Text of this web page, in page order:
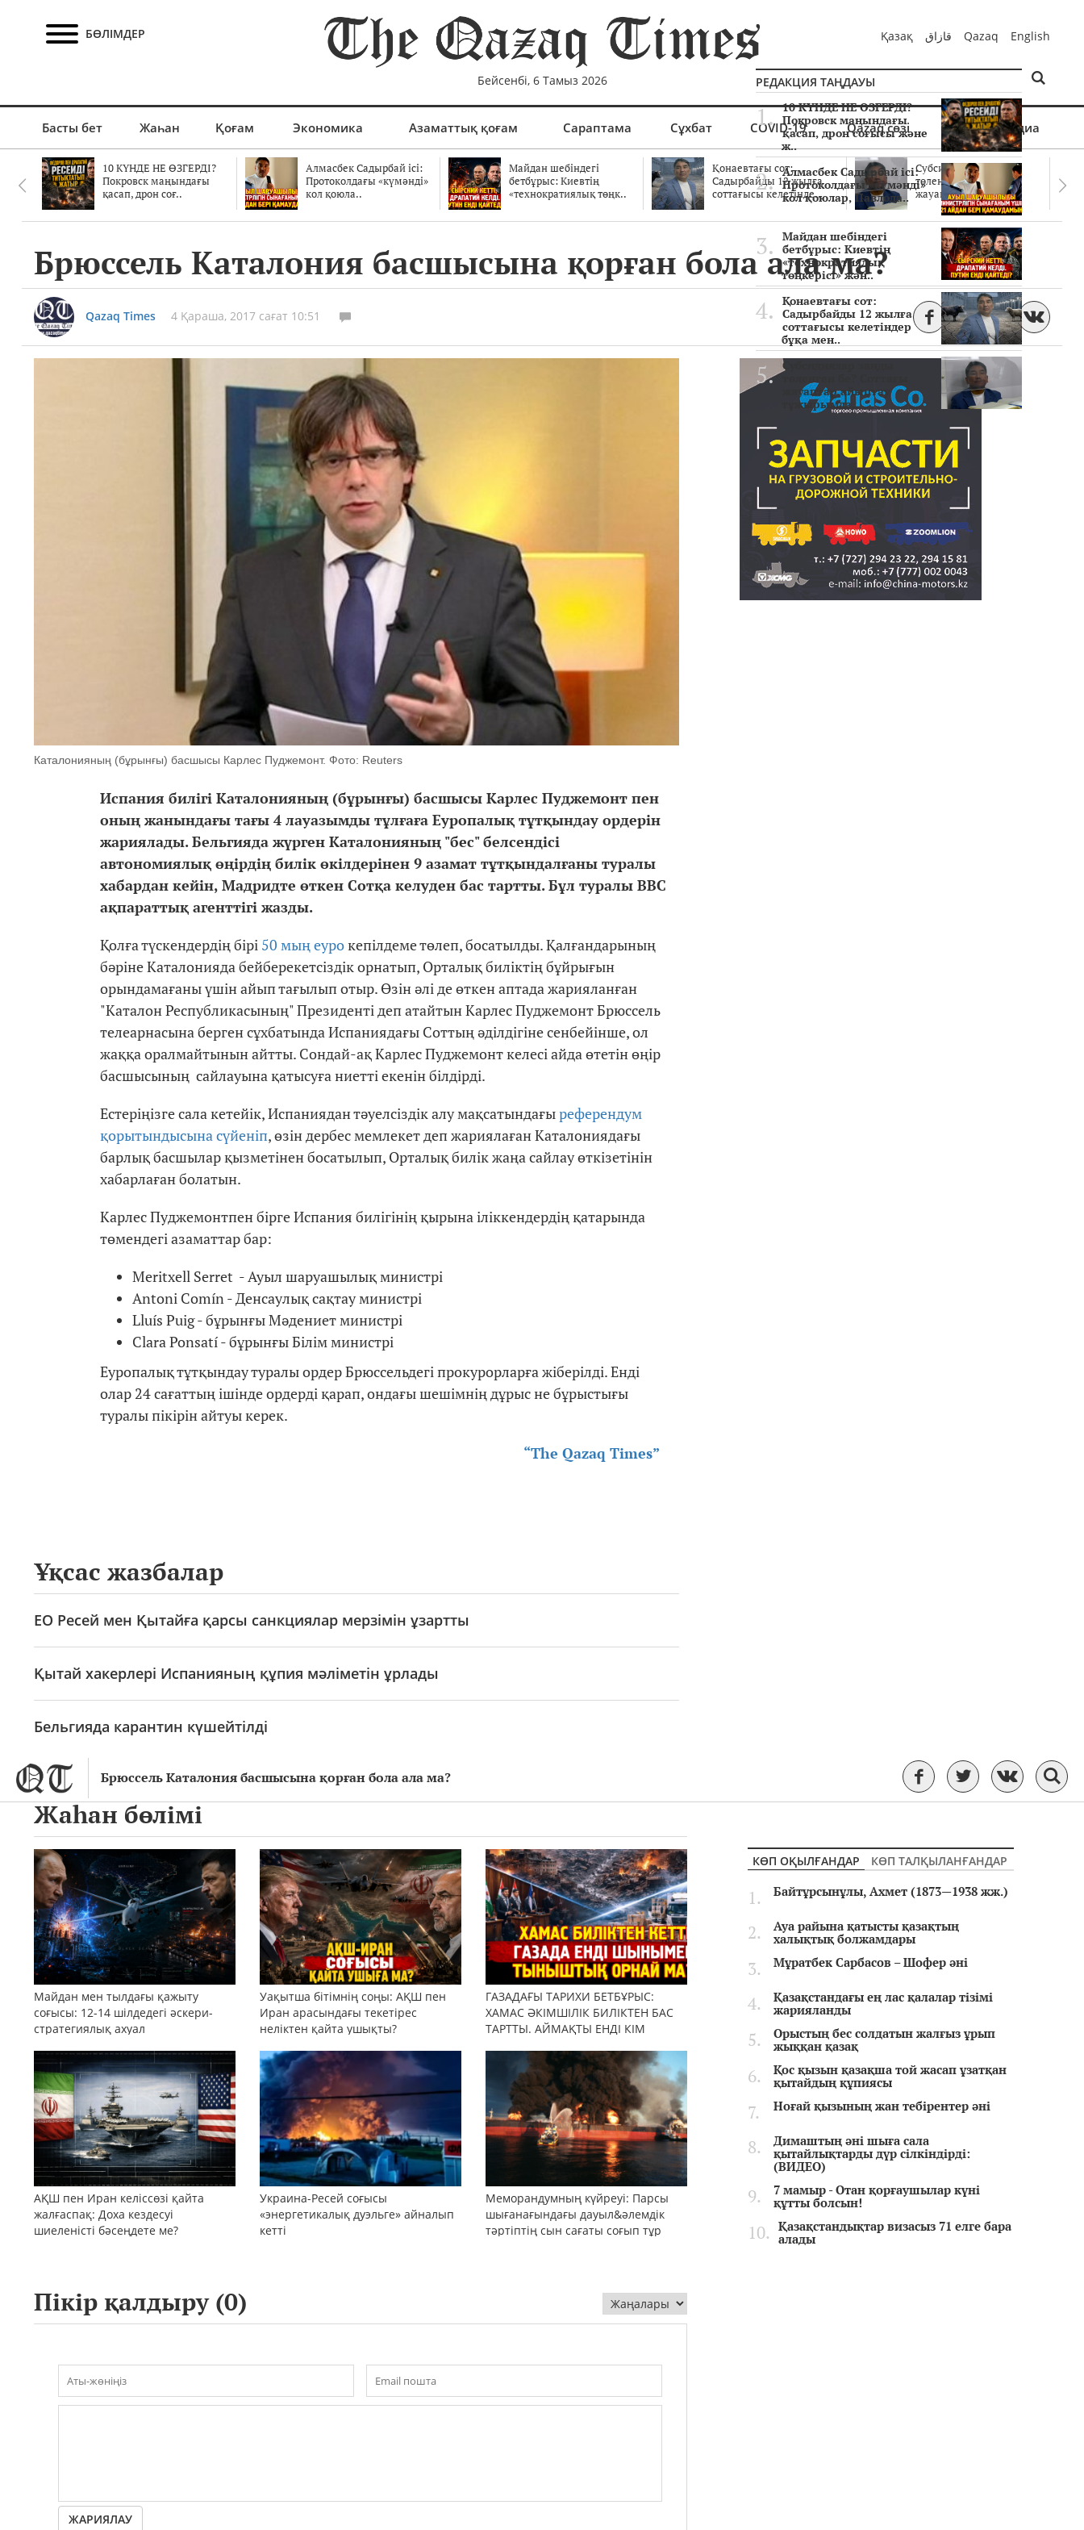
БӨЛІМДЕР
Бейсенбі, 6 Тамыз 2026
Қазақ قازاق Qazaq English
Басты бет Жаһан Қоғам Экономика Азаматтық қоғам Сараптама Сұхбат COVID-19 Qazaq сөзі Мультимедиа
10 КҮНДЕ НЕ ӨЗГЕРДІ?
Покровск маңындағы
қасап, дрон соғ..
Алмасбек Садырбай ісі:
Протоколдағы «күмәнді»
кол қоюла..
Майдан шебіндегі
бетбұрыс: Киевтің
«технократиялық төңк..
Қонаевтағы сот:
Садырбайды 12 жылға
соттағысы келетінде..
Субсидиялар заңды
төленген бе? Соттағы
жауаптар айыптау..
Брюссель Каталония басшысына қорған бола ала ма?
Брюссель Каталония басшысына қорған бола ала ма?
Qazaq Times 4 Қараша, 2017 сағат 10:51
Каталонияның (бұрынғы) басшысы Карлес Пуджемонт. Фото: Reuters
Испания билігі Каталонияның (бұрынғы) басшысы Карлес Пуджемонт пен
оның жанындағы тағы 4 лауазымды тұлғаға Еуропалық тұтқындау ордерін
жариялады. Бельгияда жүрген Каталонияның "бес" белсендісі
автономиялық өңірдің билік өкілдерінен 9 азамат тұтқындалғаны туралы
хабардан кейін, Мадридте өткен Сотқа келуден бас тартты. Бұл туралы ВВС
ақпараттық агенттігі жазды.
Қолға түскендердің бірі 50 мың еурокепілдеме төлеп, босатылды. Қалғандарының
бәріне Каталонияда бейберекетсіздік орнатып, Орталық биліктің бұйрығын
орындамағаны үшін айып тағылып отыр. Өзін әлі де өткен аптада жарияланған
"Каталон Республикасының" Президенті деп атайтын Карлес Пуджемонт Брюссель
телеарнасына берген сұхбатында Испаниядағы Соттың әділдігіне сенбейінше, ол
жаққа оралмайтынын айтты. Сондай-ақ Карлес Пуджемонт келесі айда өтетін өңір
басшысының сайлауына қатысуға ниетті екенін білдірді.
Естеріңізге сала кетейік, Испаниядан тәуелсіздік алу мақсатындағыреферендум
қорытындысына сүйеніп, өзін дербес мемлекет деп жариялаған Каталониядағы
барлық басшылар қызметінен босатылып, Орталық билік жаңа сайлау өткізетінін
хабарлаған болатын.
Карлес Пуджемонтпен бірге Испания билігінің қырына іліккендердің қатарында
төмендегі азаматтар бар:
Meritxell Serret - Ауыл шаруашылық министрі
Antoni Comín - Денсаулық сақтау министрі
Lluís Puig - бұрынғы Мәдениет министрі
Clara Ponsatí - бұрынғы Білім министрі
Еуропалық тұтқындау туралы ордер Брюссельдегі прокурорларға жіберілді. Енді
олар 24 сағаттың ішінде ордерді қарап, ондағы шешімнің дұрыс не бұрыстығы
туралы пікірін айтуы керек.
“The Qazaq Times”
Ұқсас жазбалар
ЕО Ресей мен Қытайға қарсы санкциялар мерзімін ұзартты
Қытай хакерлері Испанияның құпия мәліметін ұрлады
Бельгияда карантин күшейтілді
РЕДАКЦИЯ ТАҢДАУЫ
10 КҮНДЕ НЕ ӨЗГЕРДІ?
Покровск маңындағы
қасап, дрон соғысы және
ж..
Алмасбек Садырбай ісі:
Протоколдағы «күмәнді»
кол қоюлар, Павлода..
Майдан шебіндегі
бетбұрыс: Киевтің
«технократиялық
төңкерісі» жән..
Қонаевтағы сот:
Садырбайды 12 жылға
соттағысы келетіндер
бұқа мен..
Субсидиялар заңды
жауаптар айыптау
тұжырымда..
Жаһан бөлімі
Майдан мен тылдағы қажыту
соғысы: 12-14 шілдедегі әскери-
стратегиялық ахуал
Уақытша бітімнің соңы: АҚШ пен
Иран арасындағы текетірес
неліктен қайта ушықты?
ГАЗАДАҒЫ ТАРИХИ БЕТБҰРЫС:
ХАМАС ӘКІМШІЛІК БИЛІКТЕН БАС
ТАРТТЫ. АЙМАҚТЫ ЕНДІ КІМ
АҚШ пен Иран келіссөзі қайта
жалғаспақ: Доха кездесуі
шиеленісті бәсеңдете ме?
Украина-Ресей соғысы
«энергетикалық дуэльге» айналып
кетті
Меморандумның күйреуі: Парсы
шығанағындағы дауыл&әлемдік
тәртіптің сын сағаты соғып тұр
Пікір қалдыру (0)
ЖАРИЯЛАУ
КӨП ОҚЫЛҒАНДАР
КӨП ТАЛҚЫЛАНҒАНДАР
Байтұрсынұлы, Ахмет (1873—1938 жж.)
Ауа райына қатысты қазақтың
халықтық болжамдары
Мұратбек Сарбасов – Шофер әні
Қазақстандағы ең лас қалалар тізімі
жарияланды
Орыстың бес солдатын жалғыз ұрып
жыққан қазақ
Қос қызын қазақша той жасап ұзатқан
қытайдың құпиясы
Ноғай қызының жан тебірентер әні
Димаштың әні шыға сала
қытайлықтарды дүр сілкіндірді:
(ВИДЕО)
7 мамыр - Отан қорғаушылар күні
құтты болсын!
Қазақстандықтар визасыз 71 елге бара
алады